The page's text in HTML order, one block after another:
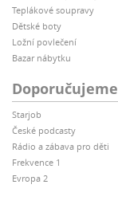
Teplákové soupravy
Dětské boty
Ložní povlečení
Bazar nábytku
Doporučujeme
Starjob
České podcasty
Rádio a zábava pro děti
Frekvence 1
Evropa 2